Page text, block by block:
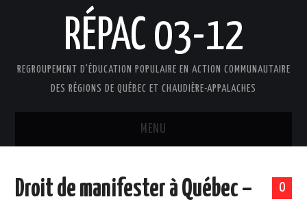
RÉPAC 03-12
REGROUPEMENT D'ÉDUCATION POPULAIRE EN ACTION COMMUNAUTAIRE
DES RÉGIONS DE QUÉBEC ET CHAUDIÈRE-APPALACHES
MENU
PRÉSENTATION
0
Droit de manifester à Québec –